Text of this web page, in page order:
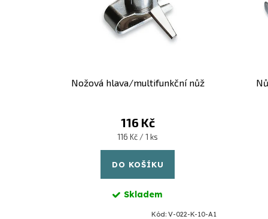
Nožová hlava/multifunkční nůž
116 Kč
Měrná
cena:
116 Kč / 1 ks
DO KOŠÍKU
Skladem
Kód: V-022-K-10-A1